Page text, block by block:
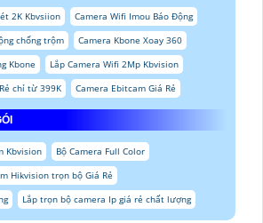
2K Kbvsiion
Camera Wifi Imou Báo Động
chống trộm
Camera Kbone Xoay 360
Kbone
Lắp Camera Wifi 2Mp Kbvision
chỉ từ 399K
Camera Ebitcam Giá Rẻ
Kbvision
Bộ Camera Full Color
Hikvision trọn bộ Giá Rẻ
Lắp trọn bộ camera Ip giá rẻ chất lượng